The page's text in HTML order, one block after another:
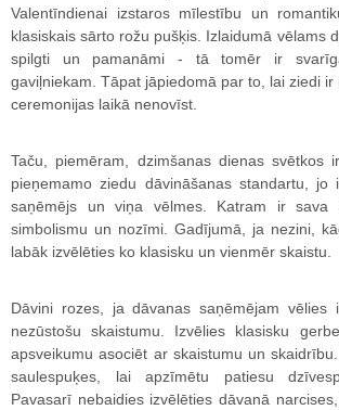
Valentīndienai izstaros mīlestību un
klasiskais sārto rožu pušķis. Izlaidumā vēlams
spilgti un pamanāmi - tā tomēr ir
gaviļniekam. Tāpat jāpiedomā par to, lai ziedi
ceremonijas laikā nenovīst.
Taču, piemēram, dzimšanas dienas svētkos
pieņemamo ziedu dāvināšanas standartu, jo
saņēmējs un viņa vēlmes. Katram ir sava
simbolismu un nozīmi. Gadījumā, ja nezini,
labāk izvēlēties ko klasisku un vienmēr skaistu.
Dāvini rozes, ja dāvanas saņēmējam vēlies
nezūstošu skaistumu. Izvēlies klasisku
apsveikumu asociēt ar skaistumu un
saulespuķes, lai apzīmētu patiesu
Pavasarī nebaidies izvēlēties dāvanā